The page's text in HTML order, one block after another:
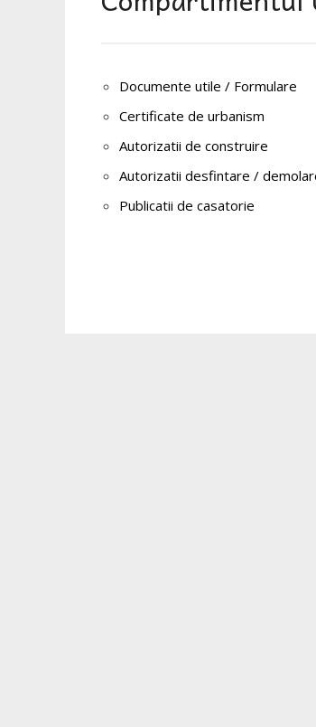
Documente utile / Formulare
Certificate de urbanism
Autorizatii de construire
Autorizatii desfintare /
Publicatii de casatorie